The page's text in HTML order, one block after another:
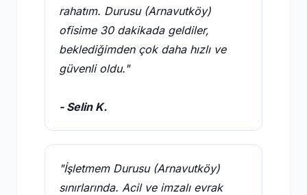
rahatım. Durusu (Arnavutköy)
ofisime 30 dakikada geldiler,
beklediğimden çok daha hızlı ve
güvenli oldu."
- Selin K.
"İşletmem Durusu (Arnavutköy)
sınırlarında. Acil ve imzalı evrak